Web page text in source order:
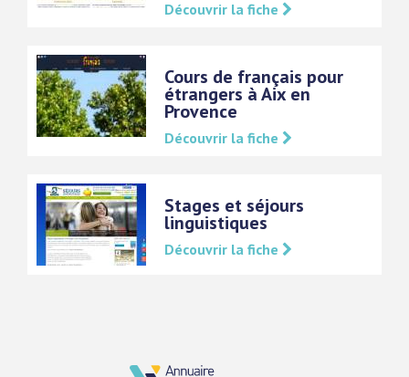
Découvrir la fiche
Cours de français pour
étrangers à Aix en
Provence
Découvrir la fiche
Stages et séjours
linguistiques
Découvrir la fiche